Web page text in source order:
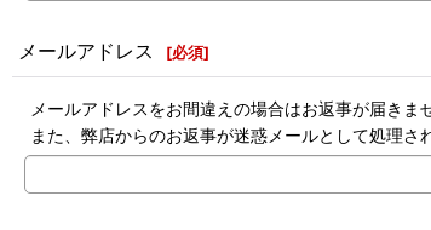
メールアドレス [必須]
メールアドレスをお間違えの場合はお返事が届きま
また、弊店からのお返事が迷惑メールとして処理さ